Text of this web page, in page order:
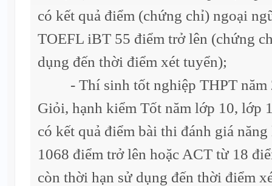
có kết quả điểm (chứng chỉ) ngoại
TOEFL iBT 55 điểm trở lên (chứng
dụng đến thời điểm xét tuyển);
- Thí sinh tốt nghiệp THPT năm
Giỏi, hạnh kiểm Tốt năm lớp 10, lớp
có kết quả điểm bài thi đánh giá
1068 điểm trở lên hoặc ACT từ 18
còn thời hạn sử dụng đến thời điểm